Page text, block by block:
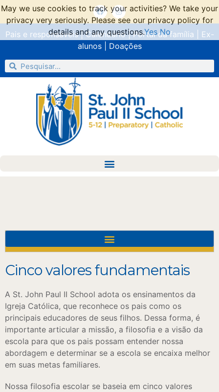
Pais e responsáveis|Calendário|Portal da família
Ex-
alunos| Doações
Cinco valores fundamentais
A St. John Paul II School adota os ensinamentos da
Igreja Católica, que reconhece os pais como os
principais educadores de seus filhos. Dessa forma, é
importante articular a missão, a filosofia e a visão da
escola para que os pais possam entender nossa
abordagem e determinar se a escola se encaixa melhor
em suas metas familiares.
Nossa filosofia escolar se baseia em cinco valores
May we use cookies to track your activities? We take your
privacy very seriously. Please see our privacy policy for
details and any questions.Yes No